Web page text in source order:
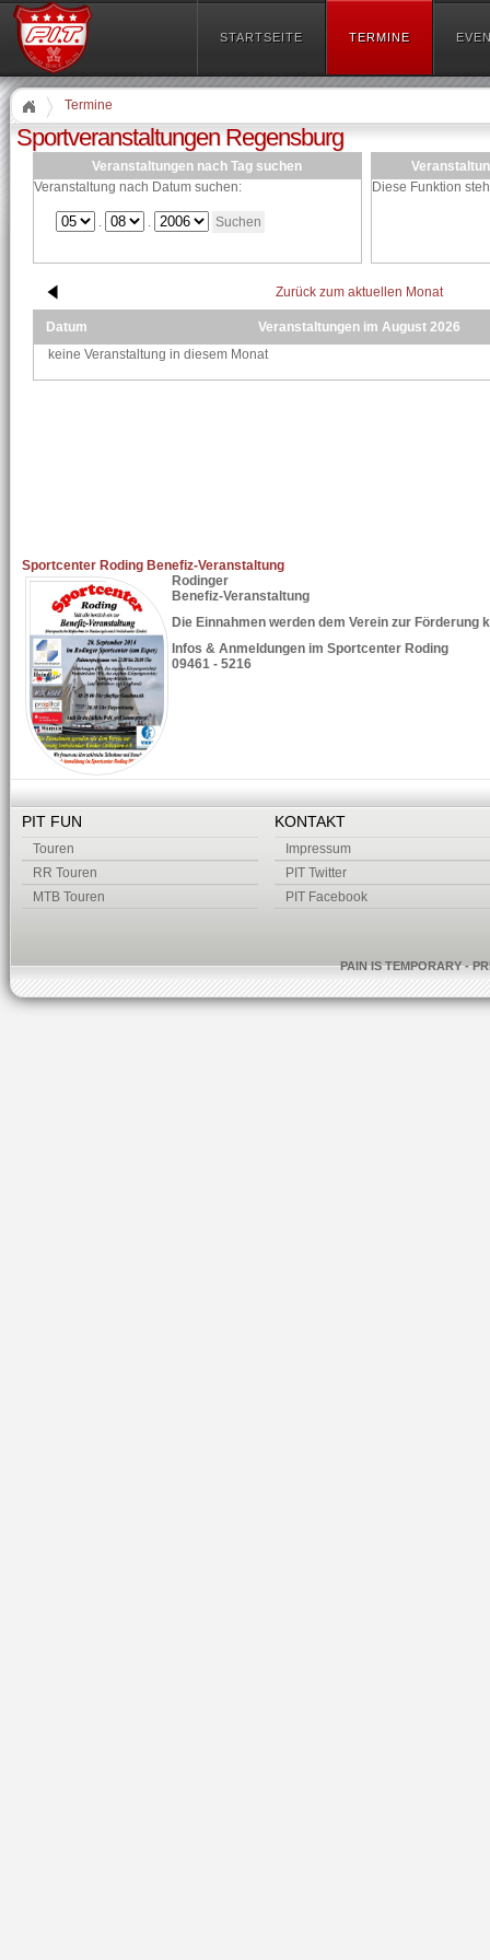
STARTSEITE TERMINE
Termine
Sportveranstaltungen Regensburg
Veranstaltungen nach Tag suchen
Veranstaltung nach Datum suchen:
. .
Diese Funktion
Zurück zum aktuellen Monat
Datum
Veranstaltungen im August 2026
keine Veranstaltung in diesem Monat
Sportcenter Roding Benefiz-Veranstaltung
Rodinger
Benefiz-Veranstaltung
Die Einnahmen werden dem Verein zur
Infos & Anmeldungen im Sportcenter Roding
09461 - 5216
PIT FUN
Touren
RR Touren
MTB Touren
KONTAKT
Impressum
PIT Twitter
PIT Facebook
PAIN IS TEMPORARY -